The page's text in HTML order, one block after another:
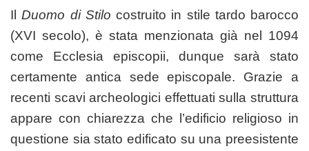
IlDuomo di Stilo costruito in stile tardo barocco
(XVI secolo), è stata menzionata già nel 1094
come Ecclesia episcopii, dunque sarà stato
certamente antica sede episcopale. Grazie a
recenti scavi archeologici effettuati sulla struttura
appare con chiarezza che l’edificio religioso in
questione sia stato edificato su una preesistente